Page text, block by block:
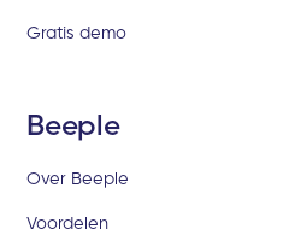
Gratis demo
Beeple
Over Beeple
Voordelen